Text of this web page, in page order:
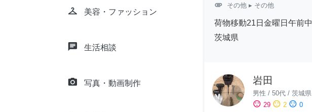
checkroom 美容・ファッション
chat 生活相談
camera_alt 写真・動画制作
attachment その他 ▸ その他
荷物移動21日金曜日午前中
茨城県
岩田
男性 / 50代 / 茨城県
sentiment_satisfied 29 sentiment_neutral 2 sentiment_dissatisfied 0